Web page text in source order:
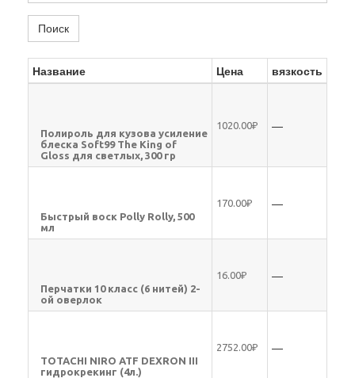
Поиск
Название Цена вязкость
Полироль для кузова усиление
блеска Soft99 The King of
Gloss для светлых, 300 гр
1020.00₽ —
Быстрый воск Polly Rolly, 500
мл
170.00₽ —
Перчатки 10 класс (6 нитей) 2-
ой оверлок
16.00₽ —
TOTACHI NIRO ATF DEXRON III
гидрокрекинг (4л.)
2752.00₽ —